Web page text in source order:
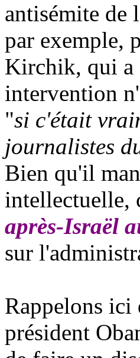
antisémite de
par exemple,
Kirchik, qui a
intervention
"si c'était
journalistes
Bien qu'il
intellectuelle,
après-Israël
sur
Rappelons ici
président